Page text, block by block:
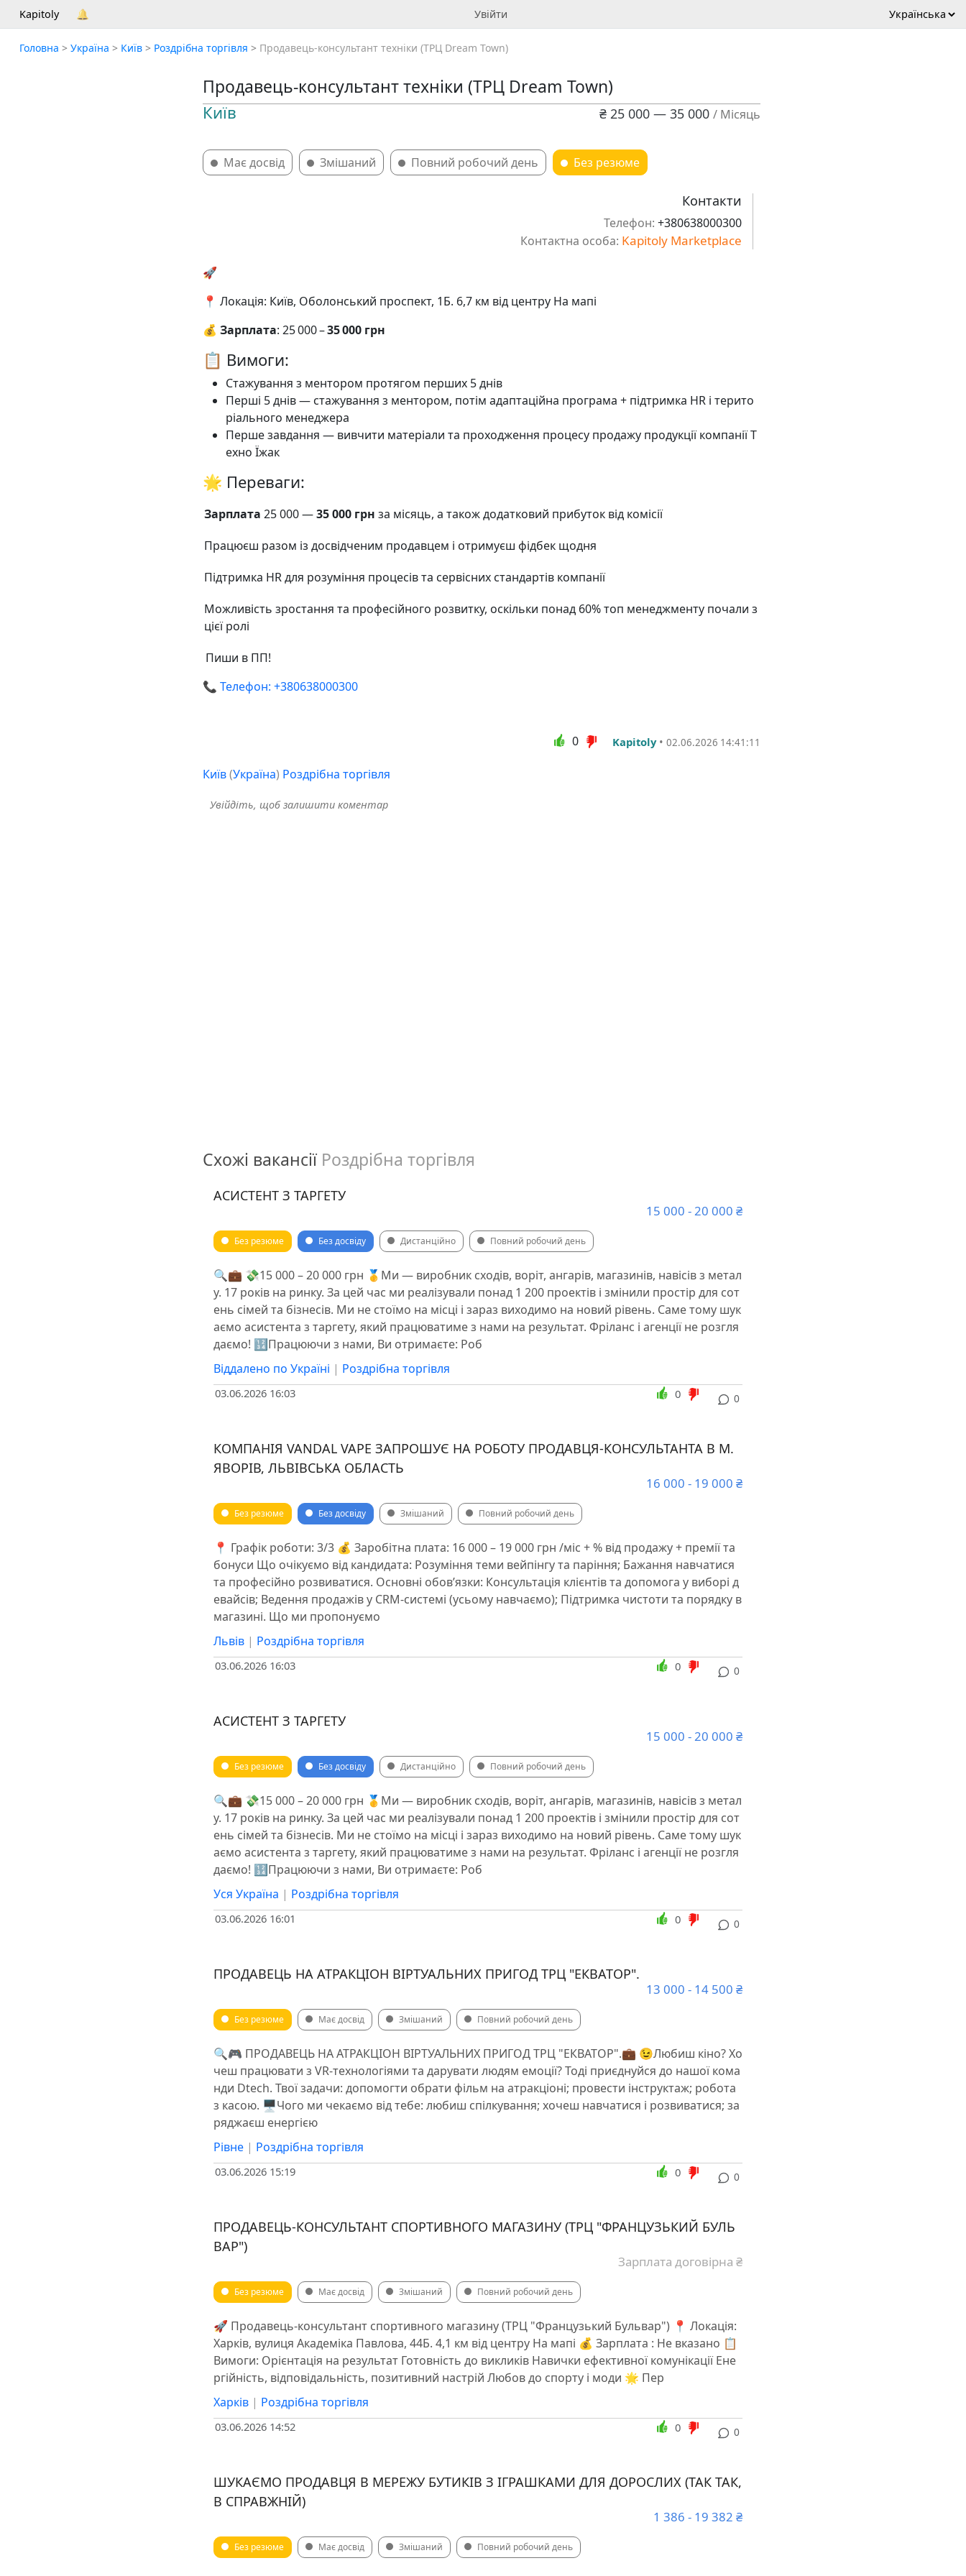
Kapitoly 🔔 Увійти
Головна > Україна > Київ > Роздрібна торгівля > Продавець-консультант техніки (ТРЦ Dream Town)
Продавець-консультант техніки (ТРЦ Dream Town)
₴ 25 000 — 35 000 / Місяць
Київ
Має досвід Змішаний Повний робочий день Без резюме
Контакти
Телефон: +380638000300
Контактна особа: Kapitoly Marketplace
🚀
📍 Локація: Київ, Оболонський проспект, 1Б. 6,7 км від центру На мапі
💰 Зарплата: 25 000 –35 000 грн
📋 Вимоги:
Стажування з ментором протягом перших 5 днів
Перші 5 днів — стажування з ментором, потім адаптаційна програма + підтримка HR і терито
ріального менеджера
Перше завдання — вивчити матеріали та проходження процесу продажу продукції компанії Т
ехно Їжак
🌟 Переваги:
Зарплата 25 000 —35 000 грн за місяць, а також додатковий прибуток від комісії
Працюєш разом із досвідченим продавцем і отримуєш фідбек щодня
Підтримка HR для розуміння процесів та сервісних стандартів компанії
Можливість зростання та професійного розвитку, оскільки понад 60% топ менеджменту почали з
цієї ролі
️ Пиши в ПП!
📞 Телефон: +380638000300
Kapitoly• 02.06.2026 14:41:11
0
Київ(Україна) Роздрібна торгівля
Увійдіть, щоб залишити коментар
Схожі вакансії Роздрібна торгівля
АСИСТЕНТ З ТАРГЕТУ
15 000 - 20 000 ₴
Без резюме Без досвіду Дистанційно Повний робочий день
🔍💼 💸15 000 – 20 000 грн 🥇Ми — виробник сходів, воріт, ангарів, магазинів, навісів з метал
у. 17 років на ринку. За цей час ми реалізували понад 1 200 проектів і змінили простір для сот
ень сімей та бізнесів. Ми не стоїмо на місці і зараз виходимо на новий рівень. Саме тому шук
аємо асистента з таргету, який працюватиме з нами на результат. Фріланс і агенції не розгля
даємо! 🔢Працюючи з нами, Ви отримаєте: Роб
Віддалено по Україні | Роздрібна торгівля
03.06.2026 16:03 0
0
КОМПАНІЯ VANDAL VAPE ЗАПРОШУЄ НА РОБОТУ ПРОДАВЦЯ-КОНСУЛЬТАНТА В М.
ЯВОРІВ, ЛЬВІВСЬКА ОБЛАСТЬ
16 000 - 19 000 ₴
Без резюме Без досвіду Змішаний Повний робочий день
📍 Графік роботи: 3/3 💰 Заробітна плата: 16 000 – 19 000 грн /міс + % від продажу + премії та
бонуси Що очікуємо від кандидата: ️Розуміння теми вейпінгу та паріння; ️Бажання навчатися
та професійно розвиватися. Основні обов’язки: ️Консультація клієнтів та допомога у виборі д
евайсів; ️Ведення продажів у CRM-системі (усьому навчаємо); ️Підтримка чистоти та порядку в
магазині. Що ми пропонуємо
Львів | Роздрібна торгівля
03.06.2026 16:03 0
0
АСИСТЕНТ З ТАРГЕТУ
15 000 - 20 000 ₴
Без резюме Без досвіду Дистанційно Повний робочий день
🔍💼 💸15 000 – 20 000 грн 🥇Ми — виробник сходів, воріт, ангарів, магазинів, навісів з метал
у. 17 років на ринку. За цей час ми реалізували понад 1 200 проектів і змінили простір для сот
ень сімей та бізнесів. Ми не стоїмо на місці і зараз виходимо на новий рівень. Саме тому шук
аємо асистента з таргету, який працюватиме з нами на результат. Фріланс і агенції не розгля
даємо! 🔢Працюючи з нами, Ви отримаєте: Роб
Уся Україна | Роздрібна торгівля
03.06.2026 16:01 0
0
ПРОДАВЕЦЬ НА АТРАКЦІОН ВІРТУАЛЬНИХ ПРИГОД ТРЦ "ЕКВАТОР".
13 000 - 14 500 ₴
Без резюме Має досвід Змішаний Повний робочий день
🔍🎮 ПРОДАВЕЦЬ НА АТРАКЦІОН ВІРТУАЛЬНИХ ПРИГОД ТРЦ "ЕКВАТОР".💼 😉Любиш кіно? Хо
чеш працювати з VR-технологіями та дарувати людям емоції? Тоді приєднуйся до нашої кома
нди Dtech. ️Твої задачи: допомогти обрати фільм на атракціоні; провести інструктаж; робота
з касою. 🖥Чого ми чекаємо від тебе: любиш спілкування; хочеш навчатися і розвиватися; за
ряджаєш енергією
Рівне | Роздрібна торгівля
03.06.2026 15:19 0
0
ПРОДАВЕЦЬ-КОНСУЛЬТАНТ СПОРТИВНОГО МАГАЗИНУ (ТРЦ "ФРАНЦУЗЬКИЙ БУЛЬ
ВАР")
Зарплата договірна ₴
Без резюме Має досвід Змішаний Повний робочий день
🚀 Продавець-консультант спортивного магазину (ТРЦ "Французький Бульвар") 📍 Локація:
Харків, вулиця Академіка Павлова, 44Б. 4,1 км від центру На мапі 💰 Зарплата : Не вказано 📋
Вимоги: Орієнтація на результат Готовність до викликів Навички ефективної комунікації Ене
ргійність, відповідальність, позитивний настрій Любов до спорту і моди 🌟 Пер
Харків | Роздрібна торгівля
03.06.2026 14:52 0
0
ШУКАЄМО ПРОДАВЦЯ В МЕРЕЖУ БУТИКІВ З ІГРАШКАМИ ДЛЯ ДОРОСЛИХ (ТАК ТАК,
В СПРАВЖНІЙ)
1 386 - 19 382 ₴
Без резюме Має досвід Змішаний Повний робочий день